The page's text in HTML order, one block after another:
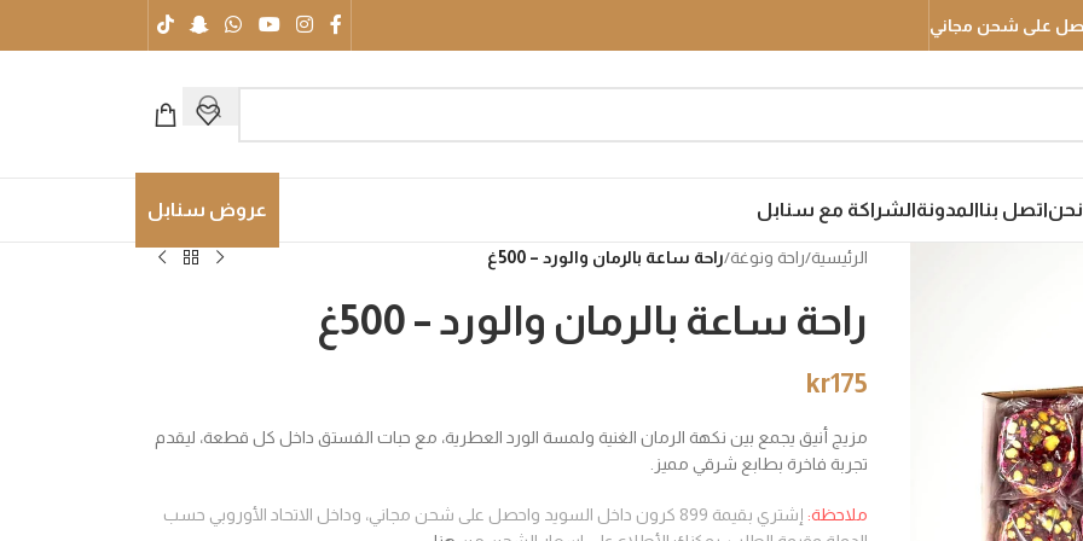
اتصل بناالمدونةالشراكة مع سنابل عروض سنابل
الرئيسية/راحة ونوغة/راحة ساعة بالرمان والورد – 500غ
راحة ساعة بالرمان والورد – 500غ
kr175
مزيج أنيق يجمع بين نكهة الرمان الغنية ولمسة الورد العطرية، مع حبات الفستق داخل كل قطعة، ليقدم
تجربة فاخرة بطابع شرقي مميز.
ملاحظة:
إشتري بقيمة 899 كرون داخل السويد واحصل على شحن مجاني، وداخل الاتحاد الأوروبي حسب